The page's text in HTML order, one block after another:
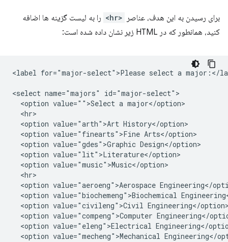
برای رسیدن به این هدف، عناصر <hr>
را به لیست گزینه ها اضافه
کنید، همانطور که در HTML زیر نشان داده شده است:
<label for="major-select">Please select a major:</
<select name="majors" id="major-select">
  <option value="">Select a major</option>
  <hr>
  <option value="arth">Art History</option>
  <option value="finearts">Fine Arts</option>
  <option value="gdes">Graphic Design</option>
  <option value="lit">Literature</option>
  <option value="music">Music</option>
  <hr>
<option value="aeroeng">Aerospace Engineering</
<option value="biochemeng">Biochemical
<option value="civileng">Civil Engineering</
<option value="compeng">Computer Engineering</
<option value="eleng">Electrical Engineering</
<option value="mecheng">Mechanical Engineering</